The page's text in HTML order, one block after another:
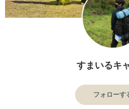
すまいるキ
フォローす